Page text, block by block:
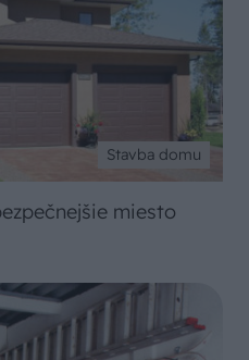
Stavba domu
miesto